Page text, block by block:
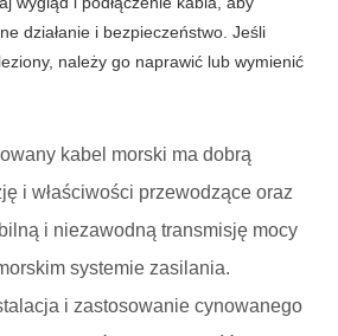
działanie i bezpieczeństwo. Jeśli
należy go naprawić lub wymienić
kabel morski ma dobrą
i właściwości przewodzące oraz
i niezawodną transmisję mocy
systemie zasilania.
i zastosowanie cynowanego